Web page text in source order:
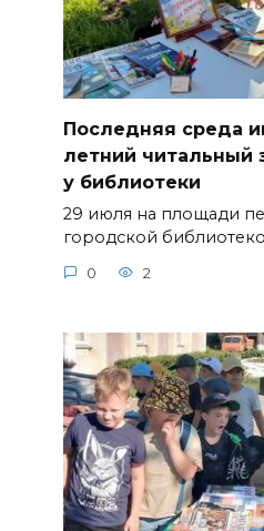
Последняя среда
летний читальный
у библиотеки
29 июля на площади
городской
0 2